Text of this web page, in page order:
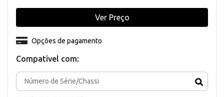
Compativel com:
Opções de pagamento
Ver Preço